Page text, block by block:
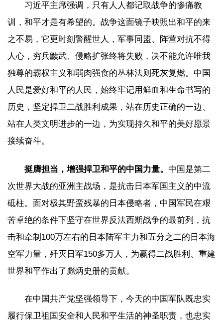
习近平主席强调，只有人人都记取战争的惨痛教
训，和平才是有希望的。战争这面镜子映照出和平的来
之不易，它更时刻警醒世人，军事同盟、阵营对抗不得
人心，穷兵黩武、侵略扩张终将失败，决不能允许唯我
独尊的霸权主义和弱肉强食的丛林法则死灰复燃。中国
人民是爱好和平的人民，始终牢记用鲜血和生命书写的
历史，坚定捍卫二战胜利成果，站在历史正确的一边、
站在人类文明进步的一边，为实现持久和平的美好愿景
接续奋斗。
挺膺担当，增强捍卫和平的中国力量。 中国是第二
次世界大战的亚洲主战场，是抗击日本军国主义的中流
砥柱。面对极其野蛮残暴的日本侵略者，中国军民在艰
苦卓绝的条件下坚守在世界反法西斯战争的最前列，抗
击和牵制100万左右的日本陆军主力和五分之二的日本海
空军力量，歼灭日军150多万人，为赢得二战胜利、重建
世界和平作出了彪炳史册的贡献。
在中国共产党坚强领导下，今天的中国军队既忠实
履行保卫祖国安全和人民和平生活的神圣职责，也忠实